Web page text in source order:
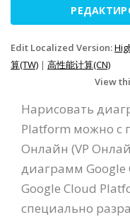
Edit Localized Version:
算(TW) | 高性能计算(CN)
View
Нарисовать
Platform можно с
Онлайн (VP
диаграмм Google
Google Cloud
специально